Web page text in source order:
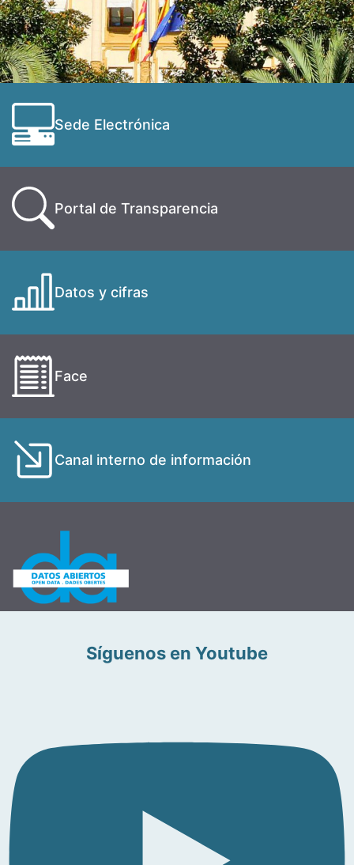
Sede Electrónica
Portal de Transparencia
Datos y cifras
Face
Canal interno de información
Síguenos en Youtube